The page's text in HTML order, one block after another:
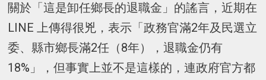
關於「這是卸任鄉長的退職金」的謠言，近期在
LINE 上傳得很兇，表示「政務官滿2年及民選立
委、縣市鄉長滿2任（8年），退職金仍有
18%」，但事實上並不是這樣的，連政府官方都